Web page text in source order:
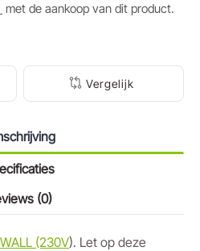
met de aankoop van dit product.
Vergelijk
(0)
(230V). Let op deze